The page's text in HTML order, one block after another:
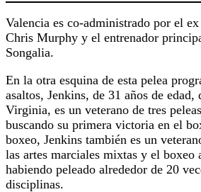
Valencia es co-administrado por el
Chris Murphy y el entrenador
Songalia.
En la otra esquina de esta pelea
asaltos, Jenkins, de 31 años de edad,
Virginia, es un veterano de tres
buscando su primera victoria en el
boxeo, Jenkins también es un
las artes marciales mixtas y el boxeo
habiendo peleado alrededor de 20
disciplinas.